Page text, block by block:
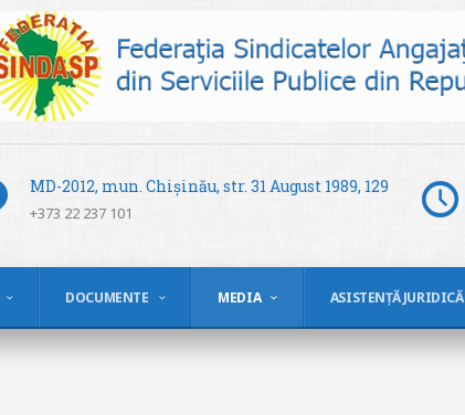
MD-2012, mun. Chișinău, str. 31 August 1989, 129
+373 22 237 101
DOCUMENTE MEDIA ASISTENȚĂ JURIDICĂ